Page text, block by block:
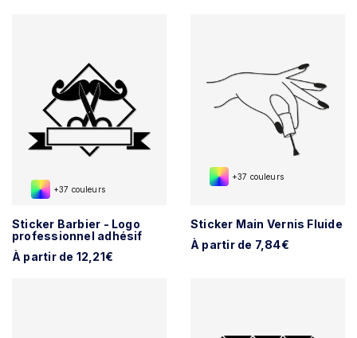
+37 couleurs
Sticker Barbier - Logo
professionnel adhésif
À partir de 12,21€
+37 couleurs
Sticker Main Vernis Fluide
À partir de 7,84€